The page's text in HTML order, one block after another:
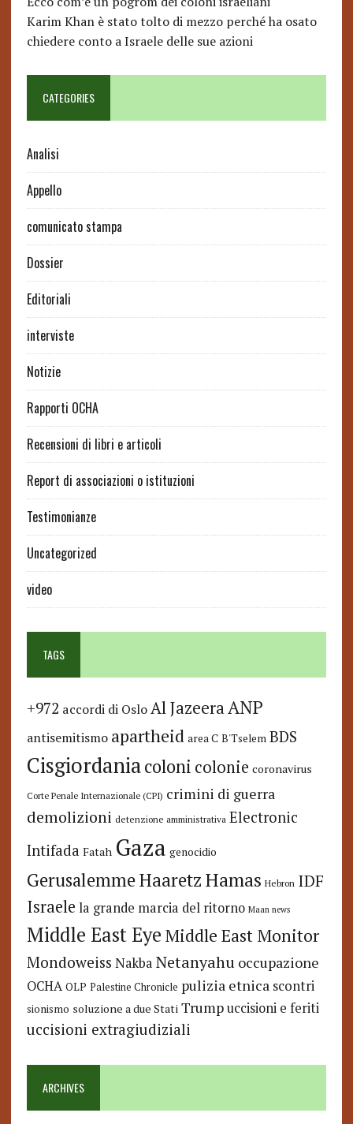
Karim Khan è stato tolto di mezzo perché ha osato
chiedere conto a Israele delle sue azioni
CATEGORIES
Analisi
Appello
comunicato stampa
Dossier
Editoriali
interviste
Notizie
Rapporti OCHA
Recensioni di libri e articoli
Report di associazioni o istituzioni
Testimonianze
Uncategorized
video
TAGS
+972 accordi di Oslo Al JazeeraANP
antisemitismo apartheid area C B'Tselem BDS
Cisgiordaniacoloni colonie coronavirus
Corte Penale Internazionale (CPI) crimini di guerra
demolizioni detenzione amministrativa Electronic
Intifada Fatah Gaza genocidio
GerusalemmeHaaretzHamas Hebron IDF
Israele la grande marcia del ritorno Maan news
Middle East Eye Middle East Monitor
Mondoweiss Nakba Netanyahu occupazione
OCHA OLP Palestine Chronicle pulizia etnica scontri
sionismo soluzione a due Stati Trump uccisioni e feriti
uccisioni extragiudiziali
ARCHIVES